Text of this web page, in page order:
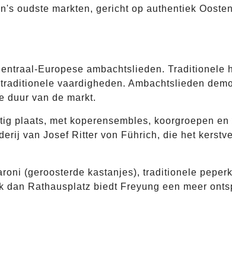
oudste markten, gericht op authentiek
Europese ambachtslieden. Traditionele
vaardigheden. Ambachtslieden
duur van de markt.
plaats, met koperensembles, koorgroepen en
van Josef Ritter von Führich, die het
(geroosterde kastanjes), traditionele
Rathausplatz biedt Freyung een meer